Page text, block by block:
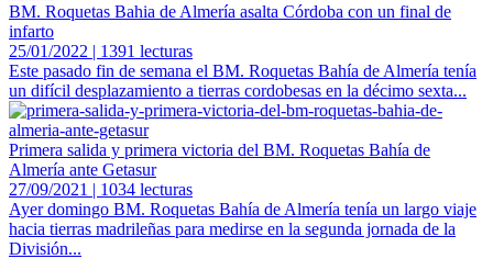
BM. Roquetas Bahia de Almería asalta Córdoba con un final de
infarto
25/01/2022 | 1391 lecturas
Este pasado fin de semana el BM. Roquetas Bahía de Almería tenía
un difícil desplazamiento a tierras cordobesas en la décimo sexta...
Primera salida y primera victoria del BM. Roquetas Bahía de
Almería ante Getasur
27/09/2021 | 1034 lecturas
Ayer domingo BM. Roquetas Bahía de Almería tenía un largo viaje
hacia tierras madrileñas para medirse en la segunda jornada de la
División...